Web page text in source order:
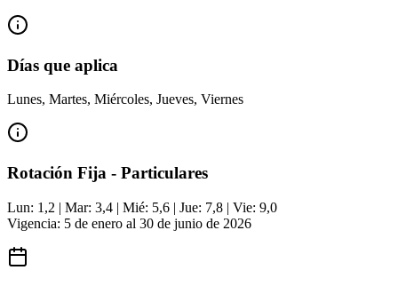
Días que aplica
Lunes, Martes, Miércoles, Jueves, Viernes
Rotación Fija - Particulares
Lun: 1,2 | Mar: 3,4 | Mié: 5,6 | Jue: 7,8 | Vie: 9,0
Vigencia: 5 de enero al 30 de junio de 2026